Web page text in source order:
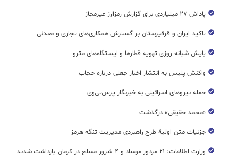
پاداش ۲۷ میلیاردی برای گزارش رمزارز غیرمجاز
تاکید ایران و قرقیزستان بر گسترش همکاری‌های تجاری و معدنی
پایش شبانه روزی تهویه قطار‌ها و ایستگاه‌های مترو
واکنش پلیس به انتشار اخبار جعلی درباره حجاب
حمله نیروهای اسرائیلی به خبرنگار پرس‌تی‌وی
«محمد حقیقی» درگذشت
جزئیات متن اولیۀ طرح راهبردی مدیریت تنگه هرمز
وزارت اطلاعات: ۲۱ مزدور موساد و ۴ شرور مسلح در کرمان بازداشت شدند